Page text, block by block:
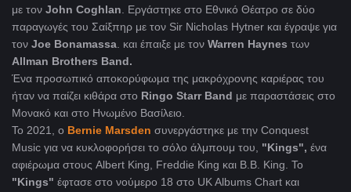
με τον John Coghlan. Εργάστηκε στο Εθνικό Θέατρο σε δύο
παραγωγές του Σαίξπηρ με τον Sir Nicholas Hytner και έγραψε για
τον Joe Bonamassa. και έπαιξε με τον Warren Haynes των
Allman Brothers Band.
Ένα προσωπικό αποκορύφωμα της μακρόχρονης καριέρας του
ήταν να παίζει κιθάρα στο Ringo Starr Band με παραστάσεις στο
Μονακό και στο Ηνωμένο Βασίλειο.
Το 2021, ο Bernie Marsden συνεργάστηκε με την Conquest
Music για να κυκλοφορήσει το σόλο άλμπουμ του, "Kings", ένα
αφιέρωμα στους Albert King, Freddie King και B.B. King. Το
"Kings" έφτασε στο νούμερο 18 στο UK Albums Chart και